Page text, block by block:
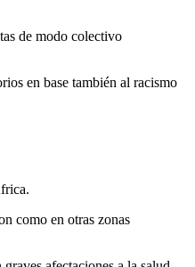
de modo colectivo
en base también al racismo
como en otras zonas